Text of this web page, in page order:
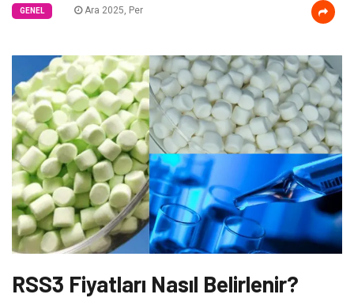
GENEL Ara 2025, Per
RSS3 Fiyatları Nasıl Belirlenir?